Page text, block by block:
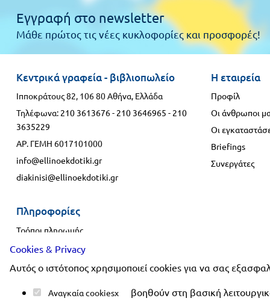
Εγγραφή στο newsletter
Μάθε πρώτος τις νέες κυκλοφορίες και προσφορές!
Κεντρικά γραφεία - βιβλιοπωλείο
Ιπποκράτους 82, 106 80 Αθήνα, Ελλάδα
Τηλέφωνα: 210 3613676- 210 3646965 - 210
3635229
ΑΡ. ΓΕΜΗ 6017101000
info@ellinoekdotiki.gr
diakinisi@ellinoekdotiki.gr
Η εταιρεία
Προφίλ
Οι άνθρωποι
Οι
Briefings
Συνεργάτες
Πληροφορίες
Τρόποι πληρωμής
Τρόποι αποστολής
Πολιτική επιστροφής
Cookies & Privacy
Αυτός ο ιστότοπος χρησιμοποιεί cookies για να σας
Αναγκαία cookies
βοηθούν στη βασική